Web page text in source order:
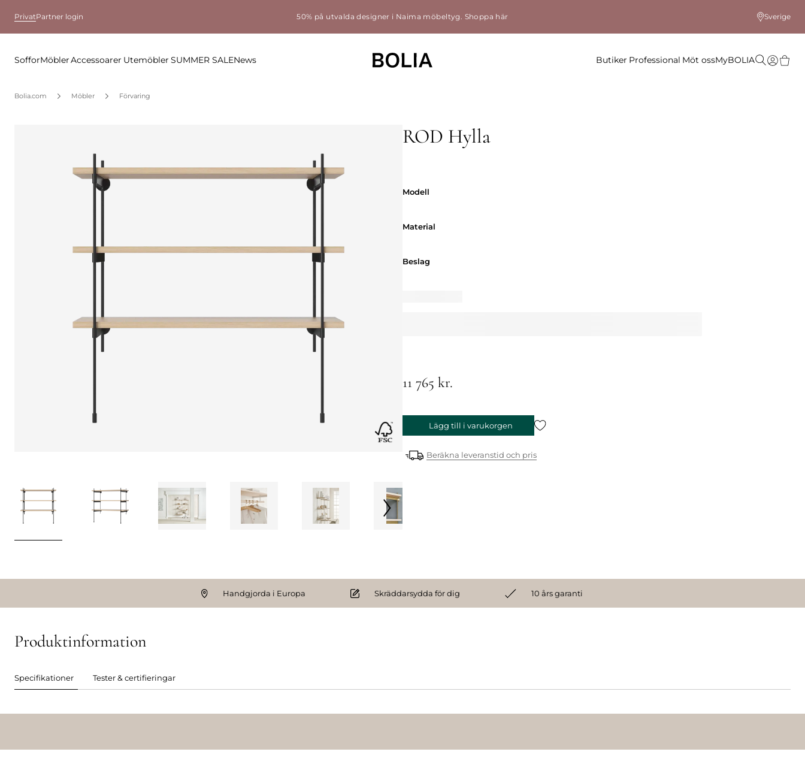
PrivatPartner login 50% på utvalda designer i Naima möbeltyg. Shoppa här Sverige
SofforMöblerAccessoarer Utemöbler SUMMER SALENews Butiker Professional Möt ossMyBOLIA
Bolia.com Möbler Förvaring
ROD Hylla
Modell
Material
Beslag
11 765 kr.
Lägg till i varukorgen
Beräkna leveranstid och pris
Handgjorda i Europa Skräddarsydda för dig 10 års garanti
Produktinformation
Specifikationer Tester & certifieringar